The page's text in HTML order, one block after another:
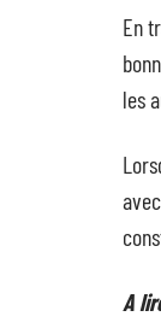
En
les
A